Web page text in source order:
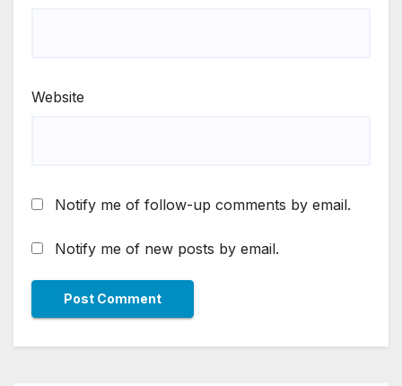
Website
Notify me of follow-up comments by email.
Notify me of new posts by email.